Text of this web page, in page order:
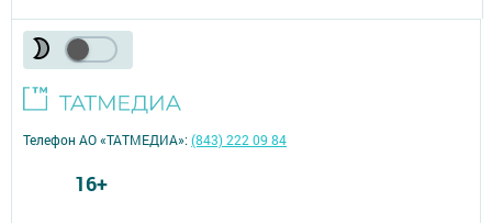
Телефон АО «ТАТМЕДИА»:(843) 222 09 84
16+